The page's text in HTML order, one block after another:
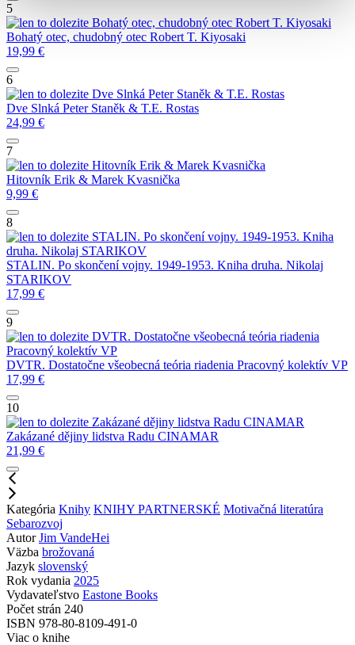
5
Bohatý otec, chudobný otec Robert T. Kiyosaki
Bohatý otec, chudobný otec Robert T. Kiyosaki
19,99 €
6
Dve Slnká Peter Staněk & T.E. Rostas
Dve Slnká Peter Staněk & T.E. Rostas
24,99 €
7
Hitovník Erik & Marek Kvasnička
Hitovník Erik & Marek Kvasnička
9,99 €
8
STALIN. Po skončení vojny. 1949-1953. Kniha
druha. Nikolaj STARIKOV
STALIN. Po skončení vojny. 1949-1953. Kniha druha. Nikolaj
STARIKOV
17,99 €
9
DVTR. Dostatočne všeobecná teória riadenia
Pracovný kolektív VP
DVTR. Dostatočne všeobecná teória riadenia Pracovný kolektív VP
17,99 €
10
Zakázané dějiny lidstva Radu CINAMAR
Zakázané dějiny lidstva Radu CINAMAR
21,99 €
Kategória Knihy KNIHY PARTNERSKÉ Motivačná literatúra
Sebarozvoj
Autor Jim VandeHei
Väzba brožovaná
Jazyk slovenský
Rok vydania 2025
Vydavateľstvo Eastone Books
Počet strán 240
ISBN 978-80-8109-491-0
Viac o knihe